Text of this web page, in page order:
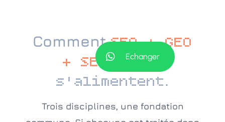
CommentSEO + GEO
+ SEO local
s'alimentent.
Trois disciplines, une fondation
Echanger